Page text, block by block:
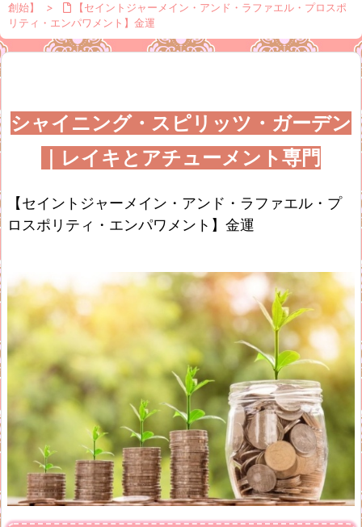
創始】
>
【セイントジャーメイン・アンド・ラファエル・プロスポ
リティ・エンパワメント】金運
シャイニング・スピリッツ・ガーデン
｜レイキとアチューメント専門
【セイントジャーメイン・アンド・ラファエル・プ
ロスポリティ・エンパワメント】金運